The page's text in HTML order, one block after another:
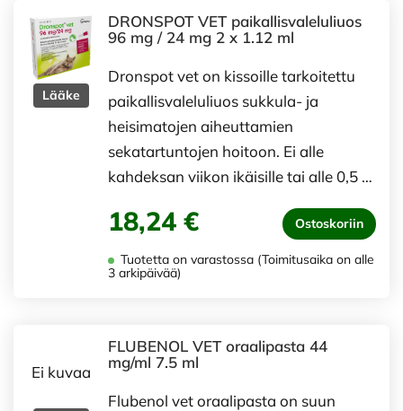
Lääke
DRONSPOT VET paikallisvaleluliuos
96 mg / 24 mg 2 x 1.12 ml
Dronspot vet on kissoille tarkoitettu
paikallisvaleluliuos sukkula- ja
heisimatojen aiheuttamien
sekatartuntojen hoitoon. Ei alle
kahdeksan viikon ikäisille tai alle 0,5 …
18,24 € Ostoskoriin
Tuotetta on varastossa (Toimitusaika on alle
3 arkipäivää)
Ei kuvaa
FLUBENOL VET oraalipasta 44
mg/ml 7.5 ml
Flubenol vet oraalipasta on suun